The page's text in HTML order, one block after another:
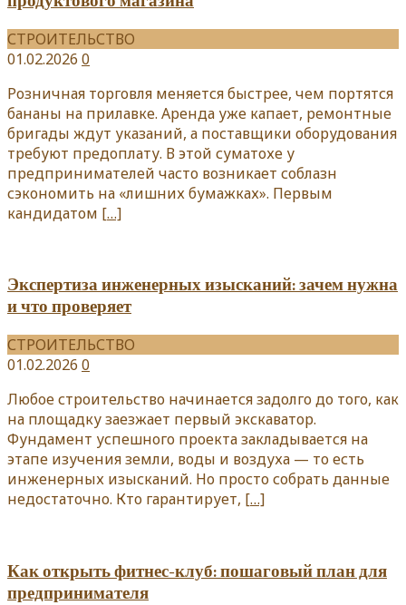
СТРОИТЕЛЬСТВО
01.02.2026 0
Розничная торговля меняется быстрее, чем портятся
бананы на прилавке. Аренда уже капает, ремонтные
бригады ждут указаний, а поставщики оборудования
требуют предоплату. В этой суматохе у
предпринимателей часто возникает соблазн
сэкономить на «лишних бумажках». Первым
кандидатом […]
Экспертиза инженерных изысканий: зачем нужна
и что проверяет
СТРОИТЕЛЬСТВО
01.02.2026 0
Любое строительство начинается задолго до того, как
на площадку заезжает первый экскаватор.
Фундамент успешного проекта закладывается на
этапе изучения земли, воды и воздуха — то есть
инженерных изысканий. Но просто собрать данные
недостаточно. Кто гарантирует, […]
Как открыть фитнес-клуб: пошаговый план для
предпринимателя